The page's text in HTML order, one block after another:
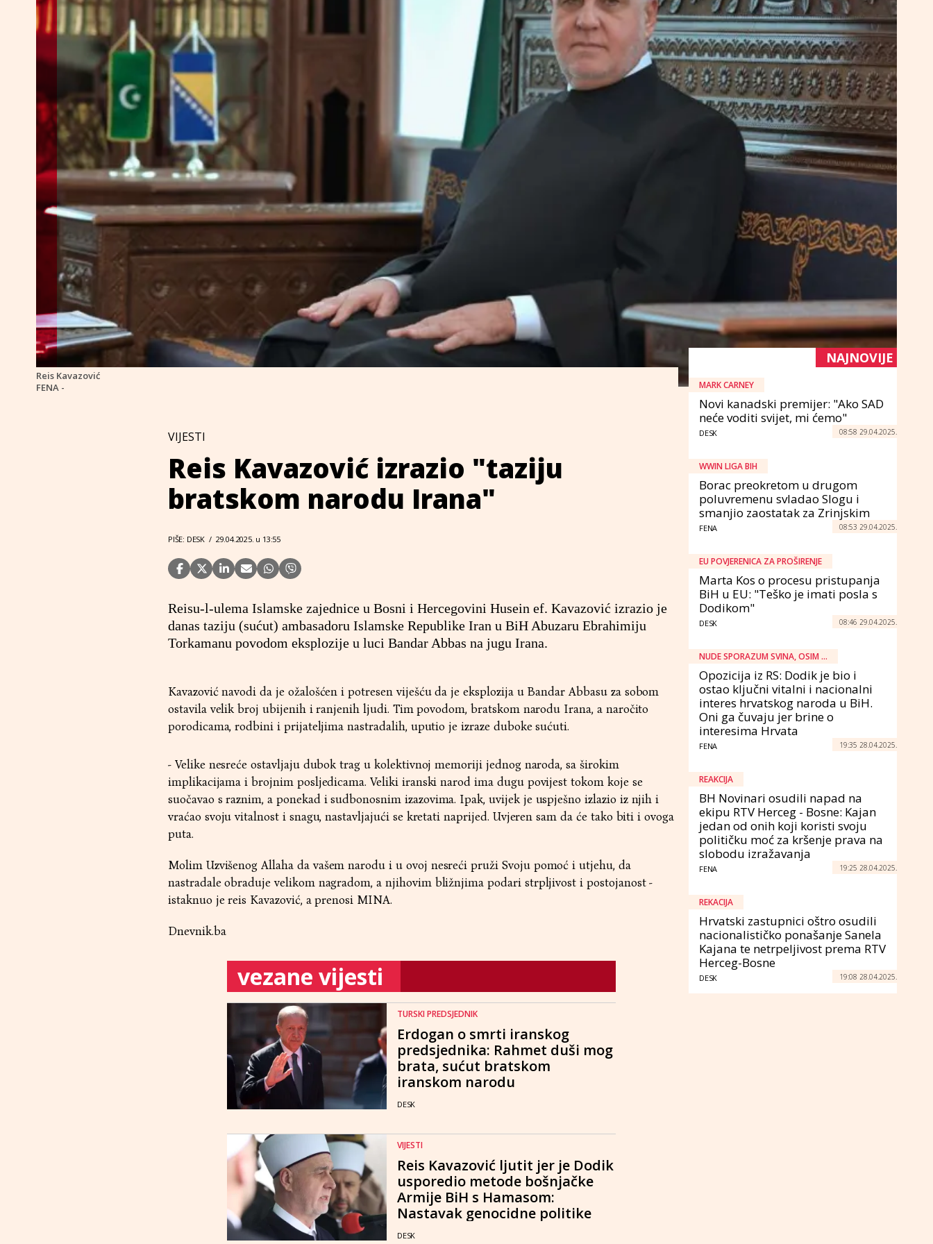
Reis Kavazović
FENA -
VIJESTI
Reis Kavazović izrazio "taziju
bratskom narodu Irana"
PIŠE: DESK / 29.04.2025. u 13:55
Reisu-l-ulema Islamske zajednice u Bosni i Hercegovini Husein ef. Kavazović izrazio je
danas taziju (sućut) ambasadoru Islamske Republike Iran u BiH Abuzaru Ebrahimiju
Torkamanu povodom eksplozije u luci Bandar Abbas na jugu Irana.
Kavazović navodi da je ožalošćen i potresen viješću da je eksplozija u Bandar Abbasu za sobom
ostavila velik broj ubijenih i ranjenih ljudi. Tim povodom, bratskom narodu Irana, a naročito
porodicama, rodbini i prijateljima nastradalih, uputio je izraze duboke sućuti.
- Velike nesreće ostavljaju dubok trag u kolektivnoj memoriji jednog naroda, sa širokim
implikacijama i brojnim posljedicama. Veliki iranski narod ima dugu povijest tokom koje se
suočavao s raznim, a ponekad i sudbonosnim izazovima. Ipak, uvijek je uspješno izlazio iz njih i
vraćao svoju vitalnost i snagu, nastavljajući se kretati naprijed. Uvjeren sam da će tako biti i ovoga
puta.
Molim Uzvišenog Allaha da vašem narodu i u ovoj nesreći pruži Svoju pomoć i utjehu, da
nastradale obraduje velikom nagradom, a njihovim bližnjima podari strpljivost i postojanost -
istaknuo je reis Kavazović, a prenosi MINA.
Dnevnik.ba
vezane vijesti
TURSKI PREDSJEDNIK
Erdogan o smrti iranskog
predsjednika: Rahmet duši mog
brata, sućut bratskom
iranskom narodu
DESK
VIJESTI
Reis Kavazović ljutit jer je Dodik
usporedio metode bošnjačke
Armije BiH s Hamasom:
Nastavak genocidne politike
DESK
NAJNOVIJE
MARK CARNEY
Novi kanadski premijer: "Ako SAD
neće voditi svijet, mi ćemo"
DESK 08:58 29.04.2025.
WWIN LIGA BIH
Borac preokretom u drugom
poluvremenu svladao Slogu i
smanjio zaostatak za Zrinjskim
FENA 08:53 29.04.2025.
EU POVJERENICA ZA PROŠIRENJE
Marta Kos o procesu pristupanja
BiH u EU: "Teško je imati posla s
Dodikom"
DESK 08:46 29.04.2025.
NUDE SPORAZUM SVINA, OSIM ...
Opozicija iz RS: Dodik je bio i
ostao ključni vitalni i nacionalni
interes hrvatskog naroda u BiH.
Oni ga čuvaju jer brine o
interesima Hrvata
FENA 19:35 28.04.2025.
REAKCIJA
BH Novinari osudili napad na
ekipu RTV Herceg - Bosne: Kajan
jedan od onih koji koristi svoju
političku moć za kršenje prava na
slobodu izražavanja
FENA 19:25 28.04.2025.
REKACIJA
Hrvatski zastupnici oštro osudili
nacionalističko ponašanje Sanela
Kajana te netrpeljivost prema RTV
Herceg-Bosne
DESK 19:08 28.04.2025.